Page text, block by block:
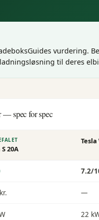
vurdering.
til deres
— spec for spec
20A
7.2/
—
22